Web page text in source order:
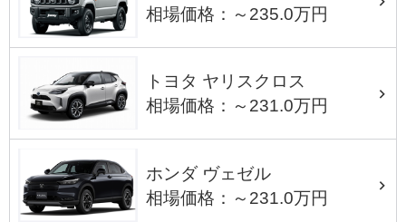
相場価格：～235.0万円
トヨタ ヤリスクロス
相場価格：～231.0万円
ホンダ ヴェゼル
相場価格：～231.0万円